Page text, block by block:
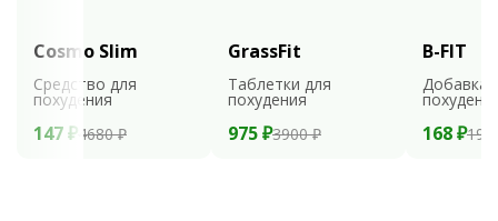
Cosmo Slim
Средство для
похудения
147 ₽ 4680 ₽
GrassFit
Таблетки для
похудения
975 ₽3900 ₽
B-FIT
Добавка
168 ₽